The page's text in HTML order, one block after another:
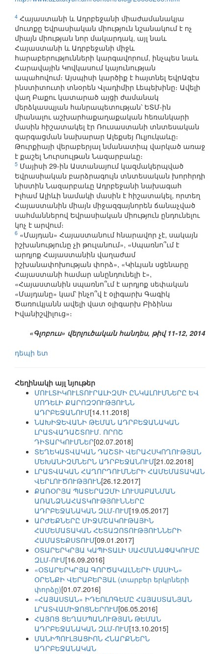
4 Հայաստանի և Ադրբեջանի միաժամանակյա
մուտքը Եվրասիական միություն նշանակում է ոչ
միայն միության նոր մակարդակ, այլ նաև
Հայաստանի և Ադրբեջանի միջև
հարաբերությունների կարգավորում, ինչպես նաև
Հարավային Կովկասում կայունության
ապահովում։ Այսպիսի կարծիք է հայտնել ԵվրԱզէս
ինստիտուտի տնօրեն Վլադիմիր Լեպեխինը։ Ավելի
վաղ Բաքու կատարած այցի ժամանակ
մերձկասպյան հանրապետության՝ ԵՏՄ-ին
միանալու աշխարհաքաղաքական հեռանկարի
մասին հիշատակել էր Ռուսաստանի տնտեսական
զարգացման նախարար Ալեքսեյ Ուլյուկաևը։
Թուրքիայի վերաբերյալ նմանատիպ վարկած առաջ
է քաշել Նուրսուլթան Նազարբաևը։
5 Մայիսի 29-ին Աստանայում կազմակերպված
Եվրասիական բարձրագույն տնտեսական խորհրդի
նիստին Նազարբաևը Ադրբեջանի նախագահ
Իլհամ Ալիևի նամակի մասին է հիշատակել, որտեղ
Հայաստանին միայն միջազգայնորեն ճանաչված
սահմաններով Եվրասիական միություն ընդունելու
կոչ է արվում։
6 «Մայդան» Հայաստանում հնարավոր չէ, սակայն
իշխանությունը չի թուլանում», «Սպառնո՞ւմ է
արդյոք Հայաստանին վաղաժամ
իշխանափոխության փորձ», «Կիևյան սցենարը
Հայաստանի համար անընդունելի է»,
«Հայաստանին սպառնո՞ւմ է արդյոք սեփական
«Մայդանը» կամ՝ ինչո՞վ է օլիգարխ Գագիկ
Ծառուկյանն ավելի վատ օլիգարխ Բիձինա
Իվանիշվիլուց»։
«Գլոբուս» վերլուծական հանդես, թիվ 11-12, 2014
դեպի ետ
Հեղինակի այլ նյութեր
ՄՈՒԼՏԻԿՈՒԼՏՈՒՐԱԼԻԶՄԻ ԸՆԿԱԼՈՒՄՆԵՐԸ ԵՎ
ՄՈԴԵԼԻ ՔԱՐՈԶՉՈՒԹՅՈՒՆՆ
ԱԴՐԲԵՋԱՆՈՒՄ[14.11.2018]
ՆԱԽԻՋԵՎԱՆԻ ԹԵՄԱՆ ԱԴՐԲԵՋԱՆԱԿԱՆ
ԼՐԱՏՎԱԴԱՇՏՈՒՄ. ՈՐՈՇ
ԴԻՏԱՐԿՈՒՄՆԵՐ[02.07.2018]
ՏԵՂԵԿԱՏՎԱԿԱՆ ԴԱՇՏԻ ՎԵՐԱՀՍԿՈՂՈՒԹՅԱՆ
ՄԵԽԱՆԻԶՄՆԵՐՆ ԱԴՐԲԵՋԱՆՈՒՄ[21.02.2018]
ԼՐԱՏՎԱԿԱՆ ՀԱՂՈՐԴՈՒՄՆԵՐԻ ՀԱՄԵՄԱՏԱԿԱՆ
ՎԵՐԼՈՒԾՈՒԹՅՈՒՆ[26.12.2017]
ՔԱՌՕՐՅԱ ՊԱՏԵՐԱԶՄԻ ԼՈՒՍԱԲԱՆՄԱՆ
ԱՌԱՆՁՆԱՀԱՏԿՈՒԹՅՈՒՆՆԵՐԸ
ԱԴՐԲԵՋԱՆԱԿԱՆ ԶԼՄ-ՈՒՄ[19.05.2017]
ԱՐԺԵՔՆԵՐԸ ՄԻՋՄՇԱԿՈՒԹԱՅԻՆ
ՀԱՄԵՄԱՏԱԿԱՆ ՀԵՏԱԶՈՏՈՒԹՅՈՒՆՆԵՐԻ
ՀԱՄԱՏԵՔՍՏՈՒՄ[09.01.2017]
ՕՏԱՐԵՐԿՐՅԱ ԿԱՊԻՏԱԼԻ ՍԱՀՄԱՆԱՓԱԿՈՒՄԸ
ԶԼՄ-ՈՒՄ[16.09.2016]
«ՕՏԱՐԵՐԿՐՅԱ ԳՈՐԾԱԿԱԼՆԵՐԻ ՄԱՍԻՆ»
ՕՐԵՆՔԻ ՎԵՐԱԲԵՐՅԱԼ (տարբեր երկրների
փորձը)[01.07.2016]
«ՀԱՅԱՍՏԱՆ» ԻԴԵՈԼՈԳԵՄԸ ՀԱՅԱՍՏԱՆՅԱՆ
ԼՐԱՏՎԱՄԻՋՈՑՆԵՐՈՒՄ[06.05.2016]
ՀԱՅՈՑ ՑԵՂԱՍՊԱՆՈՒԹՅԱՆ ԹԵՄԱՆ
ԱԴՐԲԵՋԱՆԱԿԱՆ ԶԼՄ-ՈՒՄ[13.10.2015]
ՄԱՆԻՊՈՒԼՅԱՑԻՈՆ ՀՆԱՐՔՆԵՐՆ
ԱԴՐԲԵՋԱՆԱԿԱՆ